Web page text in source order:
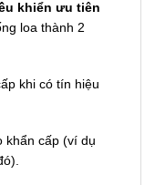
khiển ưu tiên
loa thành 2
khi có tín hiệu
khẩn cấp (ví dụ